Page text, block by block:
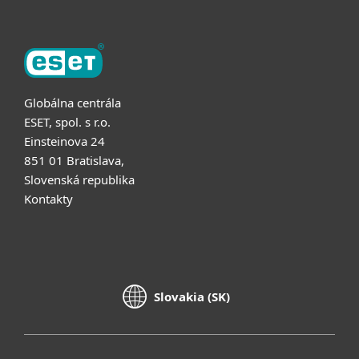
Globálna centrála
ESET, spol. s r.o.
Einsteinova 24
851 01 Bratislava,
Slovenská republika
Kontakty
Slovakia (SK)